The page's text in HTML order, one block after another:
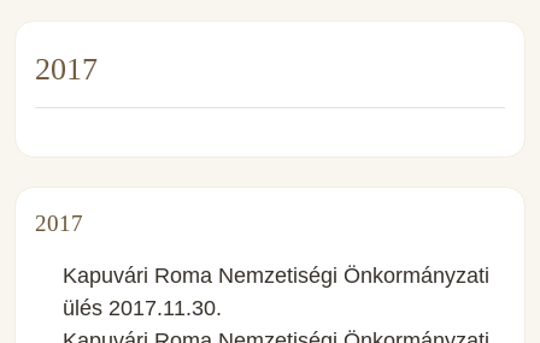
2017
2017
Kapuvári Roma Nemzetiségi Önkormányzati
ülés 2017.11.30.